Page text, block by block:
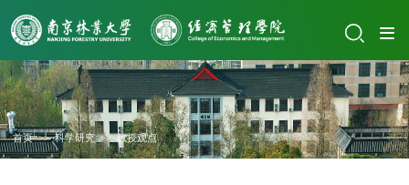
首页 >> 科学研究 >> 教授观点